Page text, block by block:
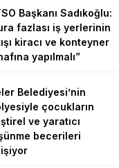
Başkanı Sadıkoğlu:
fazlası iş yerlerinin
kiracı ve konteyner
yapılmalı”
Belediyesi’nin
çocukların
ve yaratıcı
becerileri